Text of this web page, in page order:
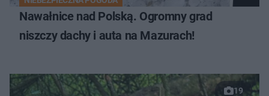
Nawałnice nad Polską. Ogromny grad
niszczy dachy i auta na Mazurach!
19